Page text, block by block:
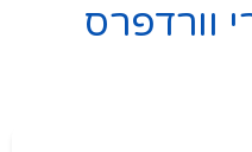
וורדפרס